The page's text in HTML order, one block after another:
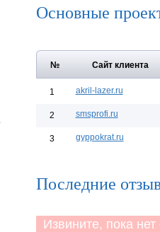
Основные
№ Сайт клиента
1 akril-lazer.ru
2 smsprofi.ru
3 gyppokrat.ru
Последние
Извините, пока нет